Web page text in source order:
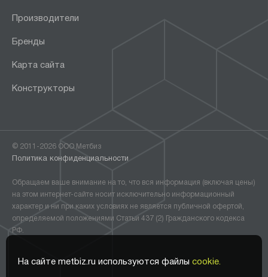
На сайте metbiz.ru используются файлы cookie.
Производители
Бренды
Карта сайта
Конструкторы
© 2011-2026 ООО Метбиз
Политика конфиденциальности
Обращаем ваше внимание на то, что вся информация (включая цены)
на этом интернет-сайте носит исключительно информационный
характер и ни при каких условиях не является публичной офертой,
определяемой положениями Статьи 437 (2) Гражданского кодекса
РФ.